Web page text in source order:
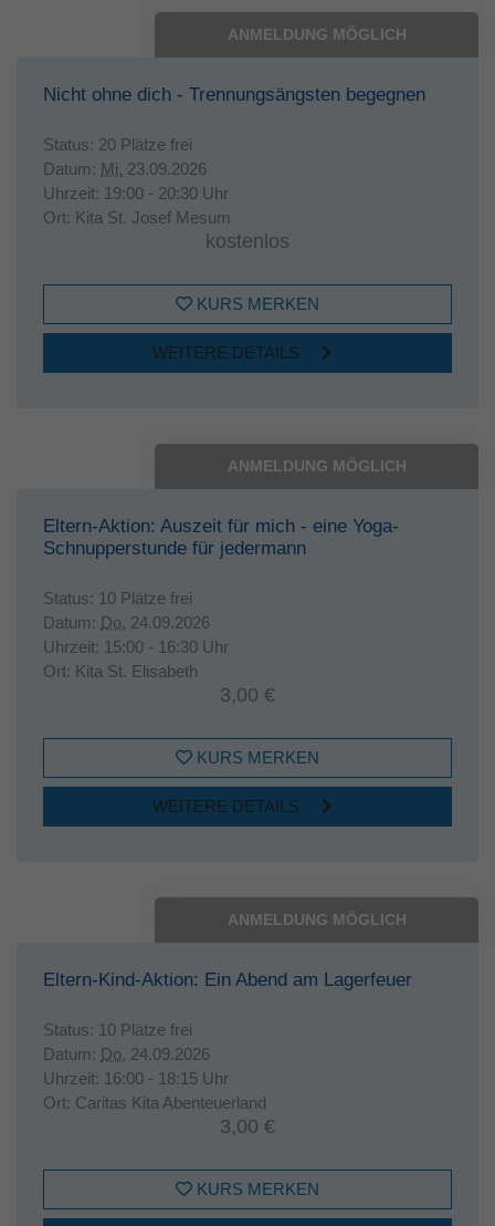
ANMELDUNG MÖGLICH
Nicht ohne dich - Trennungsängsten begegnen
Status: 20 Plätze frei
Datum: Mi. 23.09.2026
Uhrzeit: 19:00 - 20:30 Uhr
Ort: Kita St. Josef Mesum
kostenlos
KURS MERKEN
WEITERE DETAILS
ANMELDUNG MÖGLICH
Eltern-Aktion: Auszeit für mich - eine Yoga-
Schnupperstunde für jedermann
Status: 10 Plätze frei
Datum: Do. 24.09.2026
Uhrzeit: 15:00 - 16:30 Uhr
Ort: Kita St. Elisabeth
3,00 €
KURS MERKEN
WEITERE DETAILS
ANMELDUNG MÖGLICH
Eltern-Kind-Aktion: Ein Abend am Lagerfeuer
Status: 10 Plätze frei
Datum: Do. 24.09.2026
Uhrzeit: 16:00 - 18:15 Uhr
Ort: Caritas Kita Abenteuerland
3,00 €
KURS MERKEN